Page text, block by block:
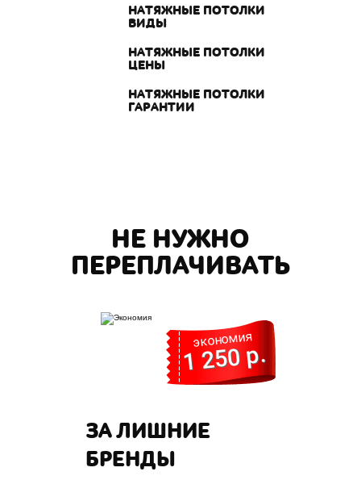
НАТЯЖНЫЕ ПОТОЛКИ
ВИДЫ
НАТЯЖНЫЕ ПОТОЛКИ
ЦЕНЫ
НАТЯЖНЫЕ ПОТОЛКИ
ГАРАНТИИ
НЕ НУЖНО
ПЕРЕПЛАЧИВАТЬ
экономия
1 250 р.
ЗА ЛИШНИЕ
БРЕНДЫ